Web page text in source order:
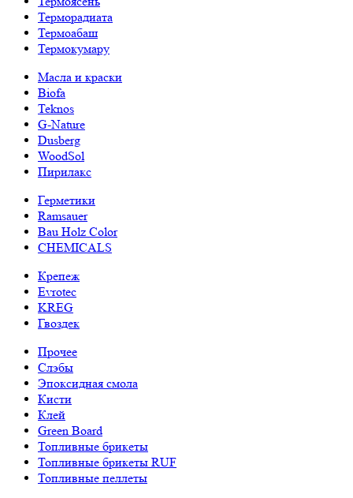
Терморадиата
Термоабаш
Термокумару
Масла и краски
Biofa
Teknos
G-Nature
Dusberg
WoodSol
Пирилакс
Герметики
Ramsauer
Bau Holz Color
CHEMICALS
Крепеж
Evrotec
KREG
Гвоздек
Прочее
Слэбы
Эпоксидная смола
Кисти
Клей
Green Board
Топливные брикеты
Топливные брикеты RUF
Топливные пеллеты